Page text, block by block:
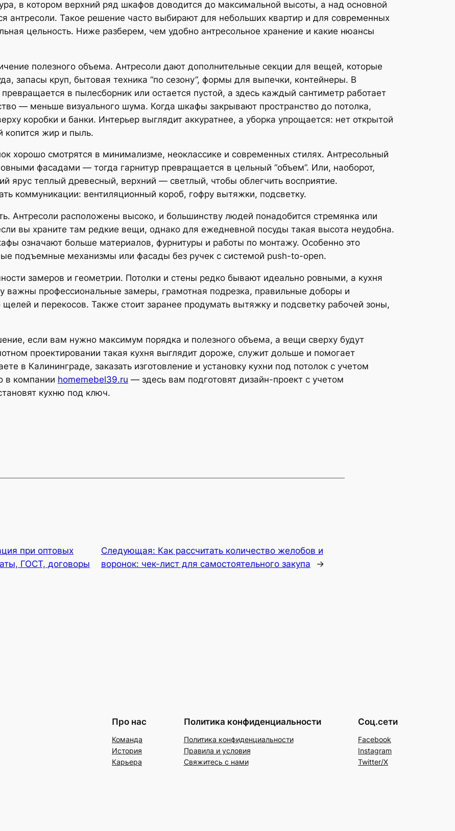
в котором верхний ряд шкафов доводится до максимальной высоты, а над основной
антресоли. Такое решение часто выбирают для небольших квартир и для современных
цельность. Ниже разберем, чем удобно антресольное хранение и какие нюансы
полезного объема. Антресоли дают дополнительные секции для вещей, которые
запасы круп, бытовая техника “по сезону”, формы для выпечки, контейнеры. В
в пылесборник или остается пустой, а здесь каждый сантиметр работает
— меньше визуального шума. Когда шкафы закрывают пространство до потолка,
коробки и банки. Интерьер выглядит аккуратнее, а уборка упрощается: нет открытой
копится жир и пыль.
хорошо смотрятся в минимализме, неоклассике и современных стилях. Антресольный
фасадами — тогда гарнитур превращается в цельный “объем”. Или, наоборот,
ярус теплый древесный, верхний — светлый, чтобы облегчить восприятие.
коммуникации: вентиляционный короб, гофру вытяжки, подсветку.
Антресоли расположены высоко, и большинству людей понадобится стремянка или
вы храните там редкие вещи, однако для ежедневной посуды такая высота неудобна.
означают больше материалов, фурнитуры и работы по монтажу. Особенно это
подъемные механизмы или фасады без ручек с системой push-to-open.
замеров и геометрии. Потолки и стены редко бывают идеально ровными, а кухня
важны профессиональные замеры, грамотная подрезка, правильные доборы и
и перекосов. Также стоит заранее продумать вытяжку и подсветку рабочей зоны,
если вам нужно максимум порядка и полезного объема, а вещи сверху будут
проектировании такая кухня выглядит дороже, служит дольше и помогает
в Калининграде, заказать изготовление и установку кухни под потолок с учетом
в компании homemebel39.ru — здесь вам подготовят дизайн-проект с учетом
кухню под ключ.
при оптовых
ГОСТ, договоры
Следующая: Как рассчитать количество желобов и
воронок: чек-лист для самостоятельного закупа
→
Про нас
Команда
История
Карьера
Политика конфиденциальности
Политика конфиденциальности
Правила и условия
Свяжитесь с нами
Соц.сети
Facebook
Instagram
Twitter/X